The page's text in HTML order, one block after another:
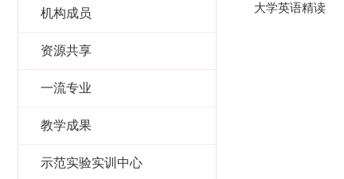
机构成员
资源共享
一流专业
教学成果
示范实验实训中心
大学英语精读